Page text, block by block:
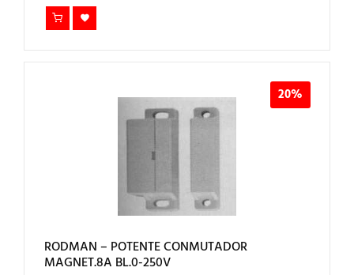
20%
RODMAN – POTENTE CONMUTADOR
MAGNET.8A BL.0-250V